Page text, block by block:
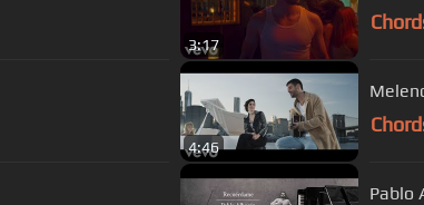
3:17
4:46
Pablo